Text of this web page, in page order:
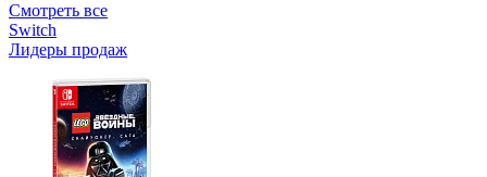
Смотреть все
Switch
Лидеры продаж